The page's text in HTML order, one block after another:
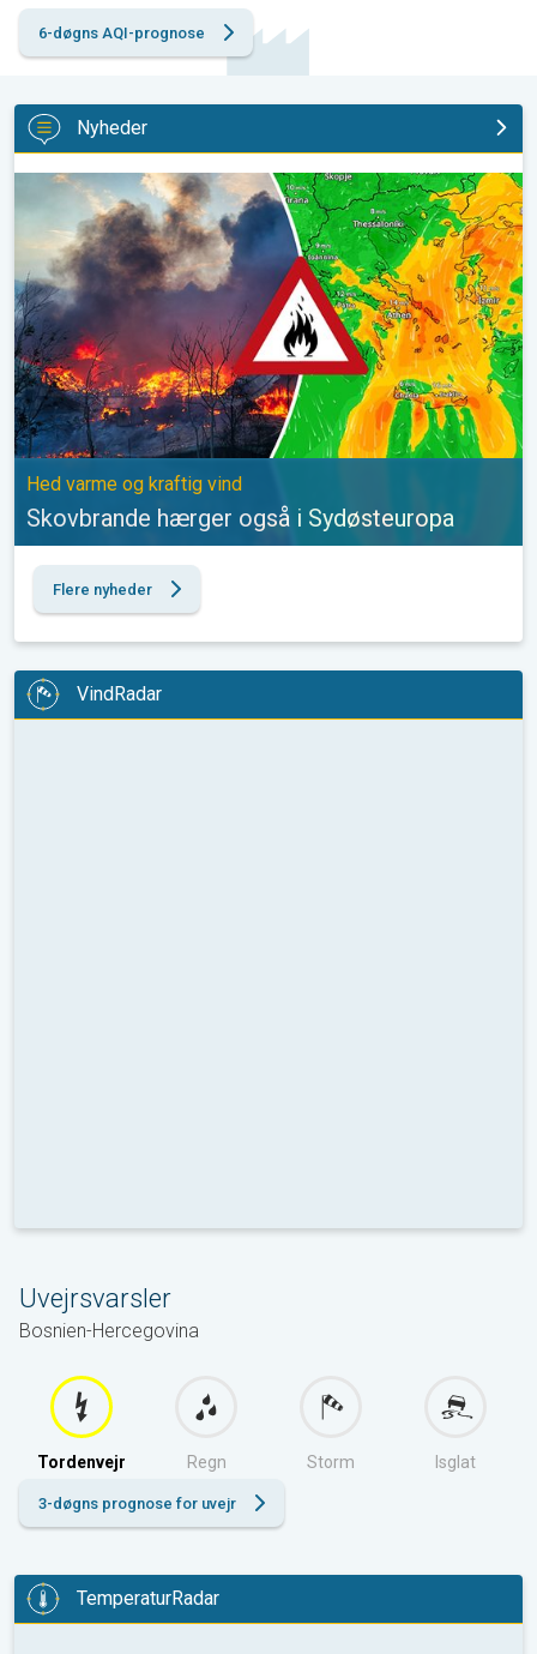
6-døgns AQI-prognose
Nyheder
Skovbrande hærger også i Sydøsteuropa. Hed varme og
Hed varme og kraftig vind
Skovbrande hærger også i Sydøsteuropa
Flere nyheder
VindRadar
Uvejrsvarsler
Bosnien-Hercegovina
Tordenvejr Regn Storm Isglat
3-døgns prognose for uvejr
TemperaturRadar